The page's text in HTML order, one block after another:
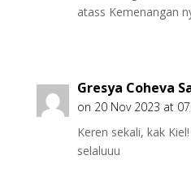
atass Kemenangan
Gresya Coheva
on 20 Nov 2023 at
Keren sekali, kak
selaluuu